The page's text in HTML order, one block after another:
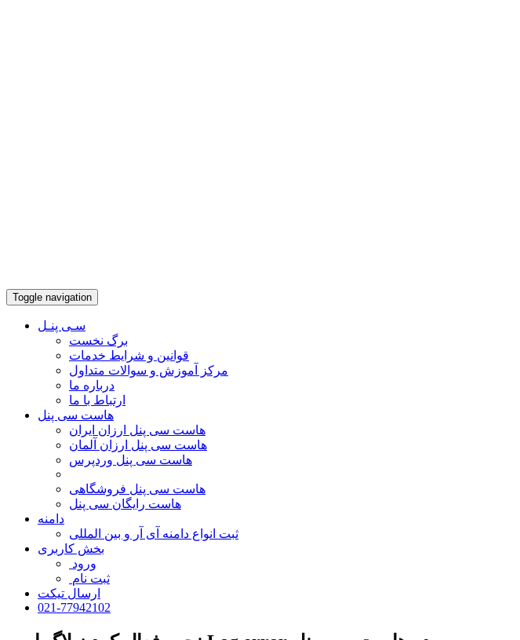
Toggle navigation
سـی پنـل
برگ نخست
قوانین و شرایط خدمات
مرکز آموزش و سوالات متداول
درباره ما
ارتباط با ما
هاست سی پنل
هاست سی پنل ارزان ایران
هاست سی پنل ارزان آلمان
هاست سی پنل وردپرس
هاست سی پنل فروشگاهی
هاست رایگان سی پنل
دامنه
ثبت انواع دامنه آی آر و بین المللی
بخش کاربری
ورود
ثبت نام
ارسال تیکت
021-77942102